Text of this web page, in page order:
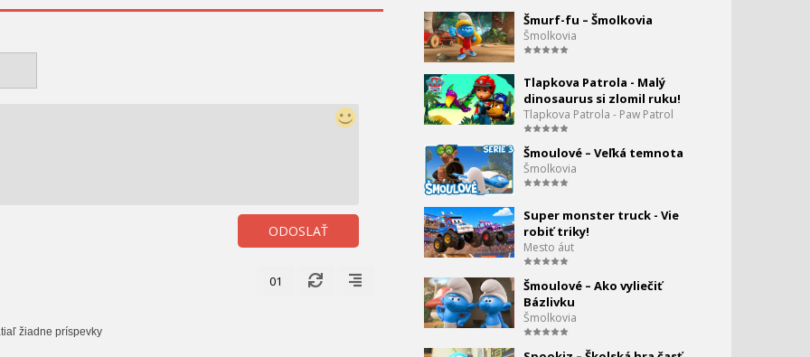
37:55
96. Larva - žuvačkový klobúk
31:38
97. Larva - Hulk a Ironman
40:02
98. Larva - Veľký mráz
Larva - Superhrdinovia
Larva - v jame
ODOSLAŤ
01
žiadne príspevky
Šmurf-fu – Šmolkovia
Šmolkovia
Tlapkova Patrola - Malý
dinosaurus si zlomil ruku!
Tlapkova Patrola - Paw Patrol
Šmoulové – Veľká temnota
Šmolkovia
Super monster truck - Vie
robiť triky!
Mesto áut
Šmoulové – Ako vyliečiť
Bázlivku
Šmolkovia